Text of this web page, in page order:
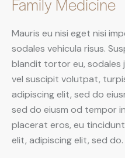
Mauris eu nisi eget nisi
sodales vehicula risus.
blandit tortor eu, sodales
vel suscipit volutpat,
adipiscing elit, sed do
sed do eiusm od tempor
placerat eros, eu
elit, adipiscing elit, sed do.